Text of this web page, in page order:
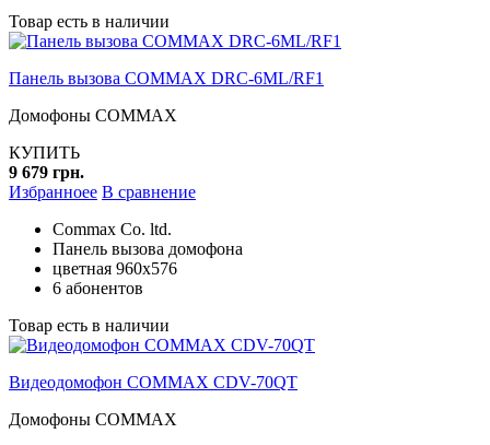
Товар есть в наличии
Панель вызова COMMAX DRC-6ML/RF1
Домофоны COMMAX
КУПИТЬ
9 679 грн.
Избранноее В сравнение
Commax Co. ltd.
Панель вызова домофона
цветная 960х576
6 абонентов
Товар есть в наличии
Видеодомофон COMMAX CDV-70QT
Домофоны COMMAX